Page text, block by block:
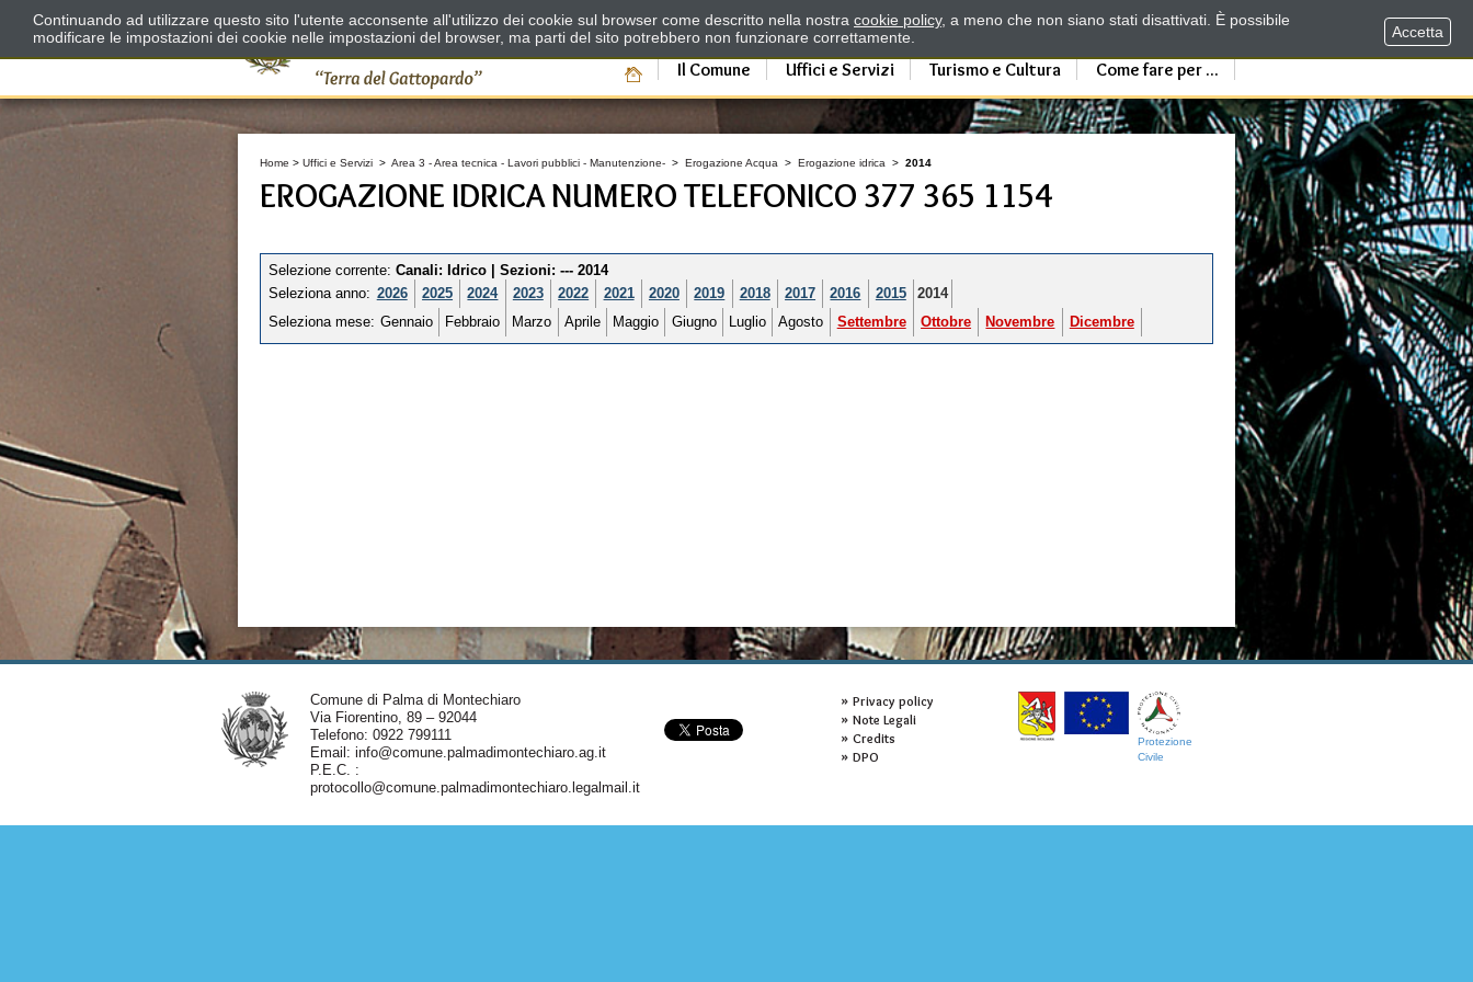
Il Comune Uffici e Servizi Turismo e Cultura Come fare per ...
Home > Uffici e Servizi > Area 3 - Area tecnica - Lavori pubblici - Manutenzione- > Erogazione Acqua > Erogazione idrica > 2014
EROGAZIONE IDRICA NUMERO TELEFONICO 377 365 1154
Selezione corrente: Canali: Idrico | Sezioni: --- 2014
Seleziona anno: 2026 2025 2024 2023 2022 2021 2020 2019 2018 2017 2016 2015
2014
Seleziona mese: Gennaio Febbraio Marzo Aprile Maggio Giugno Luglio Agosto Settembre Ottobre Novembre Dicembre
Comune di Palma di Montechiaro
Via Fiorentino, 89 – 92044
Telefono: 0922 799111
Email: info@comune.palmadimontechiaro.ag.it
P.E.C. :
protocollo@comune.palmadimontechiaro.legalmail.it
Privacy policy
Note Legali
Credits
DPO
Protezione
Civile
Continuando ad utilizzare questo sito l'utente acconsente all'utilizzo dei cookie sul browser come descritto nella nostra cookie policy, a meno che non siano stati disattivati. È possibile
modificare le impostazioni dei cookie nelle impostazioni del browser, ma parti del sito potrebbero non funzionare correttamente.
Accetta